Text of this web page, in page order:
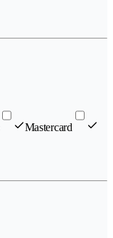
Mastercard